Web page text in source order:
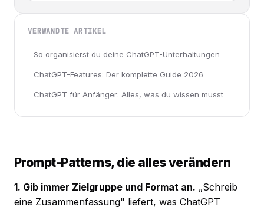
Prompt-Patterns, die alles verändern
1. Gib immer Zielgruppe und Format an. „Schreib
eine Zusammenfassung" liefert, was ChatGPT
VERWANDTE ARTIKEL
So organisierst du deine ChatGPT-Unterhaltungen
ChatGPT-Features: Der komplette Guide 2026
ChatGPT für Anfänger: Alles, was du wissen musst